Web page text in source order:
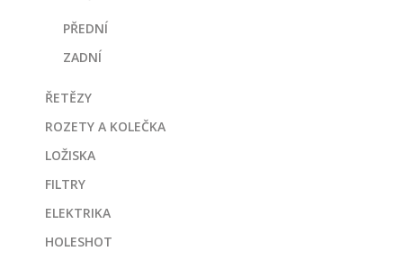
PŘEDNÍ
ZADNÍ
ŘETĚZY
ROZETY A KOLEČKA
LOŽISKA
FILTRY
ELEKTRIKA
HOLESHOT